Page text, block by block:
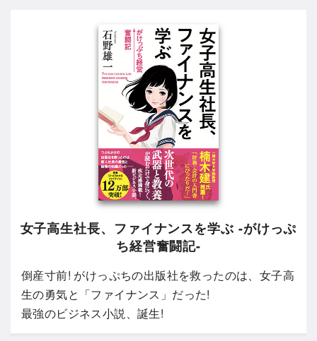
女子高生社長、ファイナンスを学ぶ -がけっぷ
ち経営奮闘記-
倒産寸前! がけっぷちの出版社を救ったのは、女子高
生の勇気と「ファイナンス」だった!
最強のビジネス小説、誕生!